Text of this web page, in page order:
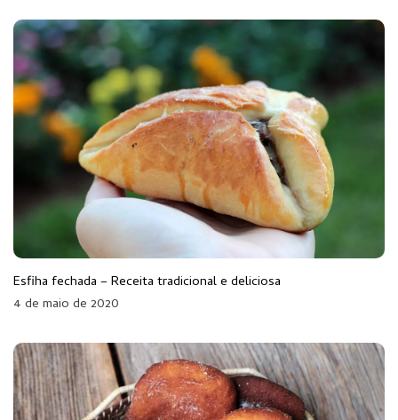
Esfiha fechada – Receita tradicional e deliciosa
4 de maio de 2020